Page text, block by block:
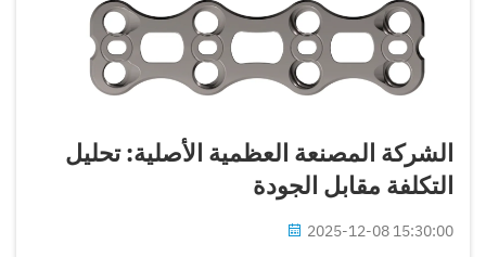
الشركة المصنعة العظمية الأصلية: تحليل
التكلفة مقابل الجودة
2025-12-08 15:30:00